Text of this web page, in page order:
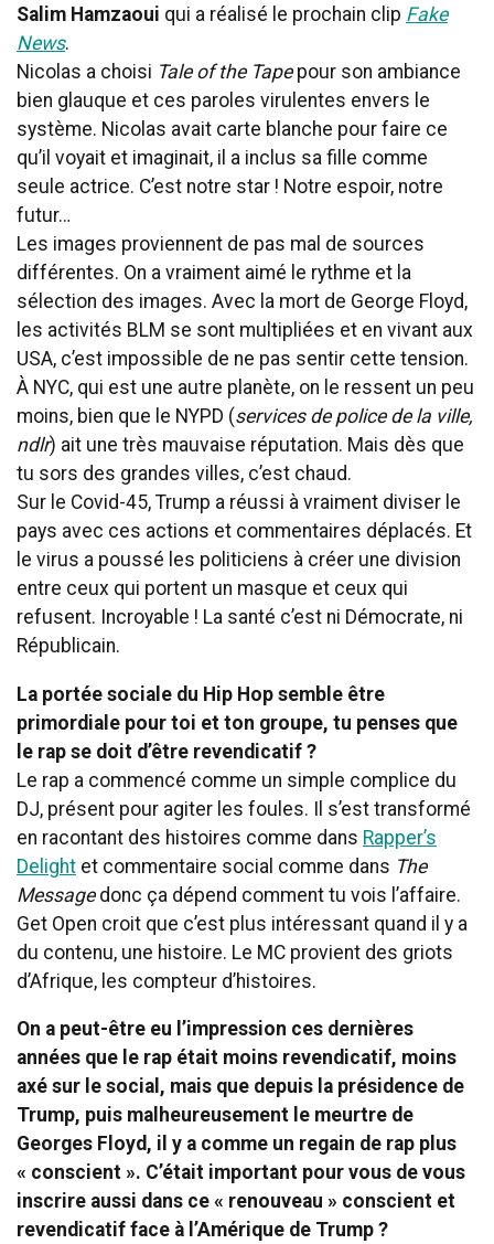
Salim Hamzaoui qui a réalisé le prochain clip Fake
News.
Nicolas a choisi Tale of the Tapepour son ambiance
bien glauque et ces paroles virulentes envers le
système. Nicolas avait carte blanche pour faire ce
qu’il voyait et imaginait, il a inclus sa fille comme
seule actrice. C’est notre star ! Notre espoir, notre
futur…
Les images proviennent de pas mal de sources
différentes. On a vraiment aimé le rythme et la
sélection des images. Avec la mort de George Floyd,
les activités BLM se sont multipliées et en vivant aux
USA, c’est impossible de ne pas sentir cette tension.
À NYC, qui est une autre planète, on le ressent un peu
moins, bien que le NYPD (services de police de la ville,
ndlr) ait une très mauvaise réputation. Mais dès que
tu sors des grandes villes, c’est chaud.
Sur le Covid-45, Trump a réussi à vraiment diviser le
pays avec ces actions et commentaires déplacés. Et
le virus a poussé les politiciens à créer une division
entre ceux qui portent un masque et ceux qui
refusent. Incroyable ! La santé c’est ni Démocrate, ni
Républicain.
La portée sociale du Hip Hop semble être
primordiale pour toi et ton groupe, tu penses que
le rap se doit d’être revendicatif ?
Le rap a commencé comme un simple complice du
DJ, présent pour agiter les foules. Il s’est transformé
en racontant des histoires comme dans Rapper’s
Delight et commentaire social comme dans The
Messagedonc ça dépend comment tu vois l’affaire.
Get Open croit que c’est plus intéressant quand il y a
du contenu, une histoire. Le MC provient des griots
d’Afrique, les compteur d’histoires.
On a peut-être eu l’impression ces dernières
années que le rap était moins revendicatif, moins
axé sur le social, mais que depuis la présidence de
Trump, puis malheureusement le meurtre de
Georges Floyd, il y a comme un regain de rap plus
« conscient ». C’était important pour vous de vous
inscrire aussi dans ce « renouveau » conscient et
revendicatif face à l’Amérique de Trump ?